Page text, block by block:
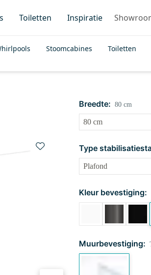
Toiletten Inspiratie
Stoomcabines Toiletten
Breedte: 80 cm
Type
Kleur bevestiging:
Muurbevestiging: